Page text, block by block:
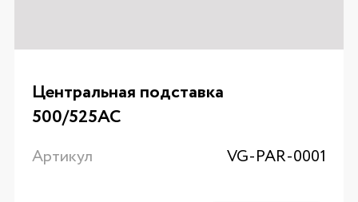
Центральная подставка
500/525AC
Артикул VG-PAR-0001